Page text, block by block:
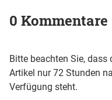
0 Kommentare
Bitte beachten Sie,
Artikel nur 72 Stunden
Verfügung steht.